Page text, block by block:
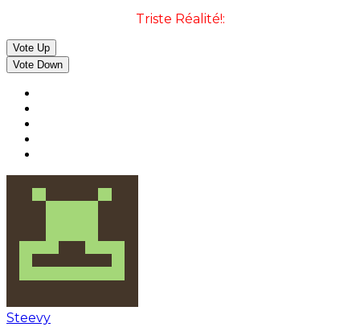
Triste Réalité!:
Vote Up
Vote Down
Steevy